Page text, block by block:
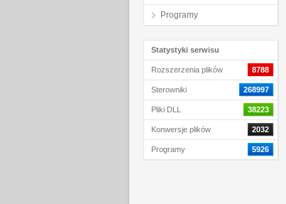
Programy
Statystyki serwisu
Rozszerzenia plików 8788
Sterowniki 268997
Pliki DLL 38223
Konwersje plików 2032
Programy 5926